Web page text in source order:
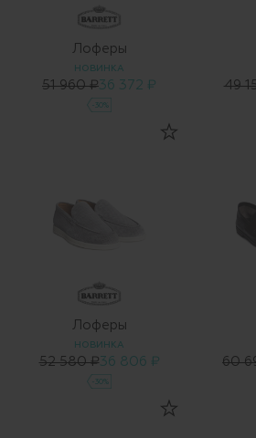
Лоферы
НОВИНКА
51 960 ₽36 372 ₽
-30%
49
Лоферы
НОВИНКА
52 580 ₽ 36 806 ₽
-30%
60